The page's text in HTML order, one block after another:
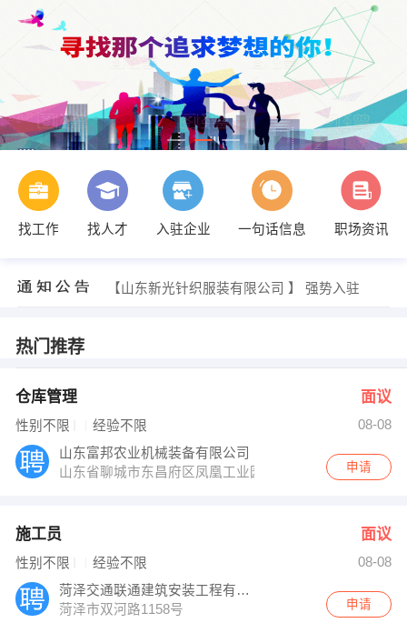
找工作 找人才 入驻企业 一句话信息
职场资讯
【山东新光针织服装有限公司 】 强势入驻
解文荣、赵东金 发布 [日语贸易跟单 ] 招聘信息
郭先生 发布 [人事专员 ] 招聘信息
【临沂万沃地进出口贸易有限公司 】 强势入驻
热门推荐
仓库管理 面议
性别不限 经验不限
08-08
山东富邦农业机械装备有限公司
山东省聊城市东昌府区凤凰工业园经二路8号
申请
施工员 面议
性别不限 经验不限
08-08
菏泽交通联通建筑安装工程有限公司
菏泽市双河路1158号
申请